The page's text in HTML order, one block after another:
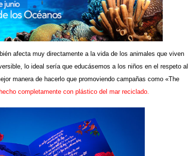
afecta muy directamente a la vida de los animales que viven
lo ideal sería que educásemos a los niños en el respeto al
manera de hacerlo que promoviendo campañas como «The
completamente con plástico del mar reciclado.